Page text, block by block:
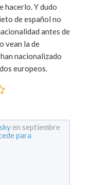
hacerlo. Y dudo
de español no
antes de
vean la de
nacionalizado
europeos.
en septiembre
para